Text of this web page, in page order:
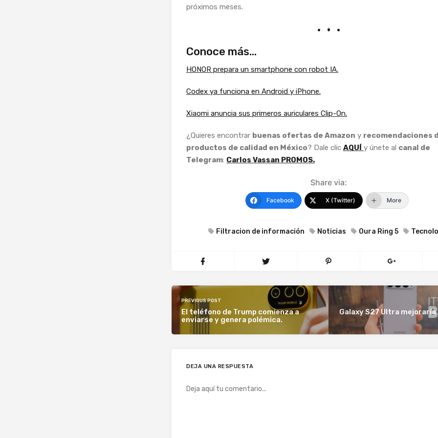
próximos meses.
Conoce más…
HONOR prepara un smartphone con robot IA.
Codex ya funciona en Android y iPhone.
Xiaomi anuncia sus primeros auriculares Clip-On.
¿Quieres encontrar buenas ofertas de Amazon y recomendaciones
productos de calidad en México? Dale clic AQUÍ y únete al canal de
Telegram: Carlos Vassan PROMOS.
Share via:
Facebook X (Twitter) More
Filtracion de información Noticias Oura Ring 5
PREVIOUS POST
El teléfono de Trump comienza a
enviarse y genera polémica.
Galaxy S27 Ultra
DEJA UNA RESPUESTA